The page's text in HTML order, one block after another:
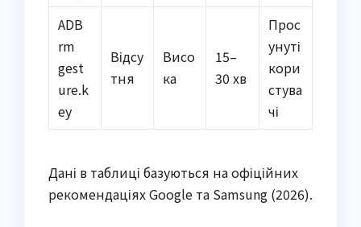
ADB
rm
gest
ure.k
ey
Відсу
тня
Висо
ка
15–
30 хв
Прос
унуті
кори
стува
чі
Дані в таблиці базуються на офіційних
рекомендаціях Google та Samsung (2026).